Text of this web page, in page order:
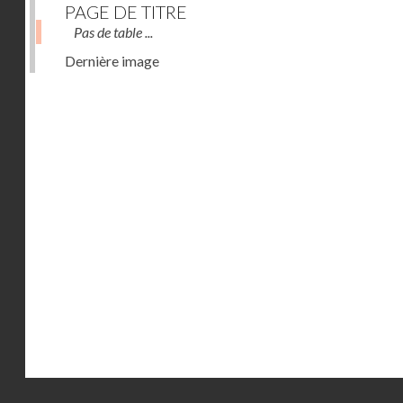
PAGE DE TITRE
Pas de table ...
Dernière image